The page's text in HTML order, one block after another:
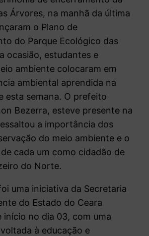
Árvores, na manhã da última
o Plano de
do Parque Ecológico das
ocasião, estudantes e
ambiente colocaram em
ambiental aprendida na
esta semana. O prefeito
Bezerra, esteve presente na
a importância dos
do meio ambiente e o
cada um como cidadão de
do Norte.
uma iniciativa da Secretaria
do Estado do Ceara
início no dia 03, com uma
à educação e